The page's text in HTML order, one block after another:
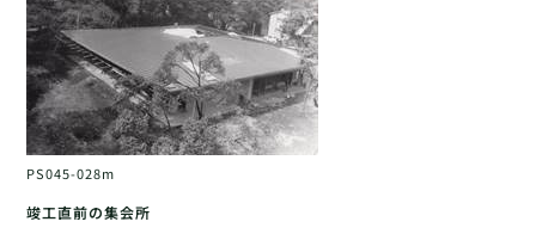
PS045-028m
竣工直前の集会所